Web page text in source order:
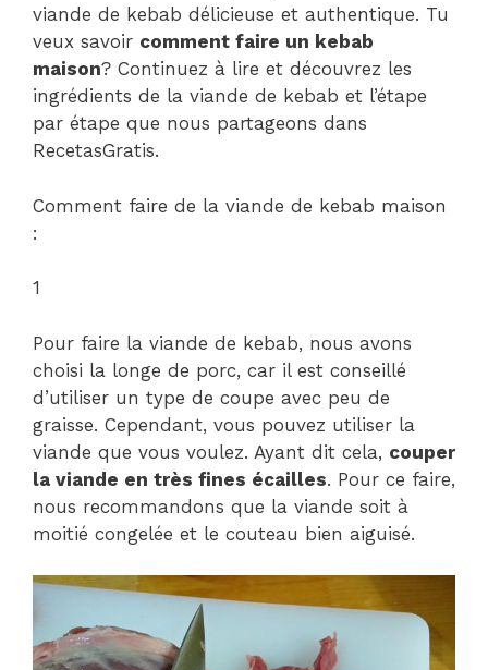
viande de kebab délicieuse et authentique. Tu
veux savoir comment faire un kebab
maison? Continuez à lire et découvrez les
ingrédients de la viande de kebab et l’étape
par étape que nous partageons dans
RecetasGratis.
Comment faire de la viande de kebab maison
:
1
Pour faire la viande de kebab, nous avons
choisi la longe de porc, car il est conseillé
d’utiliser un type de coupe avec peu de
graisse. Cependant, vous pouvez utiliser la
viande que vous voulez. Ayant dit cela, couper
la viande en très fines écailles. Pour ce faire,
nous recommandons que la viande soit à
moitié congelée et le couteau bien aiguisé.